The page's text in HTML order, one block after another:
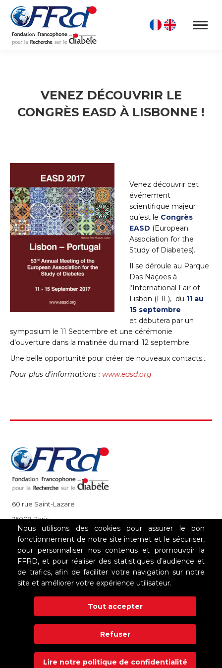
VENEZ DÉCOUVRIR LE
CONGRÈS EASD À LISBONNE !
Venez découvrir cet
événement
scientifique majeur
qu’est le Congrès
EASD (European
Association for the
Study of Diabetes).
Il se déroule au Parque
Das Naçoes à
l’International Fair of
Lisbon (FIL), du 11 au
15 septembre
et débutera par un
symposium le 11 Septembre et une cérémonie
d’ouverture dans la matinée du mardi 12 septembre.
Une belle opportunité pour créer de nouveaux contacts…
Pour plus d’informations : www.easd.org
60 rue Saint-Lazare
75009 Paris
NOS PARTENAIRES
Nous utilisons des cookies pour assurer le bon
fonctionnement de notre site internet et le sécuriser,
pour personnaliser nos contenus et promouvoir la
FFRD, et pour réaliser des statistiques d’audience et
de trafics, afin de faciliter votre navigation sur notre
site et améliorer votre expérience utilisateur.
Tout accepter
Refuser
Lire notre politique de confidentialité